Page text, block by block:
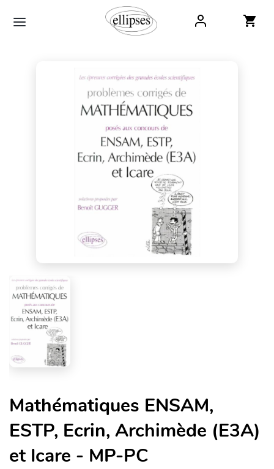
Mathématiques ENSAM,
ESTP, Ecrin, Archimède (E3A)
et Icare - MP-PC